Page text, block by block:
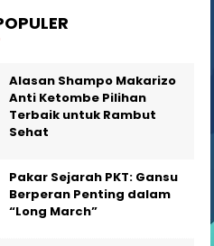
Alasan Shampo Makarizo
Anti Ketombe Pilihan
Terbaik untuk Rambut
Sehat
Pakar Sejarah PKT: Gansu
Berperan Penting dalam
“Long March”